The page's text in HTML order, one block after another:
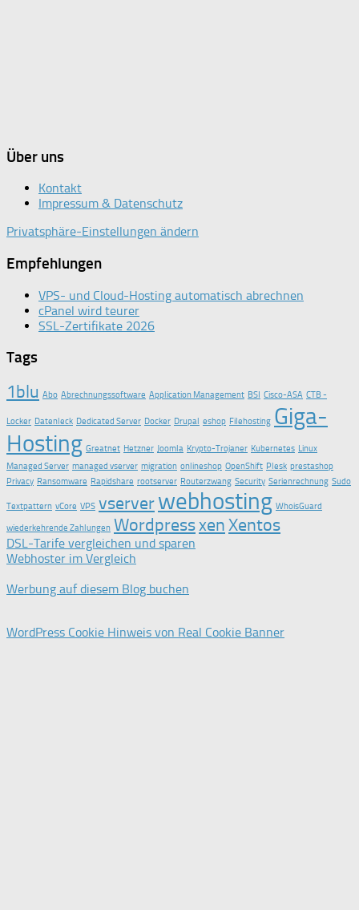
Über uns
Kontakt
Impressum & Datenschutz
Privatsphäre-Einstellungen ändern
Empfehlungen
VPS- und Cloud-Hosting automatisch abrechnen
cPanel wird teurer
SSL-Zertifikate 2026
Tags
1blu Abo Abrechnungssoftware Application Management BSI Cisco-ASA CTB -
Locker Datenleck Dedicated Server Docker Drupal eshop Filehosting Giga-
Hosting Greatnet Hetzner Joomla Krypto-Trojaner Kubernetes Linux
Managed Server managed vserver migration onlineshop OpenShift Plesk prestashop
Privacy Ransomware Rapidshare rootserver Routerzwang Security Serienrechnung Sudo
Textpattern vCore VPS vserverwebhosting WhoisGuard
wiederkehrende Zahlungen WordpressxenXentos
DSL-Tarife vergleichen und sparen
Webhoster im Vergleich
Werbung auf diesem Blog buchen
WordPress Cookie Hinweis von Real Cookie Banner